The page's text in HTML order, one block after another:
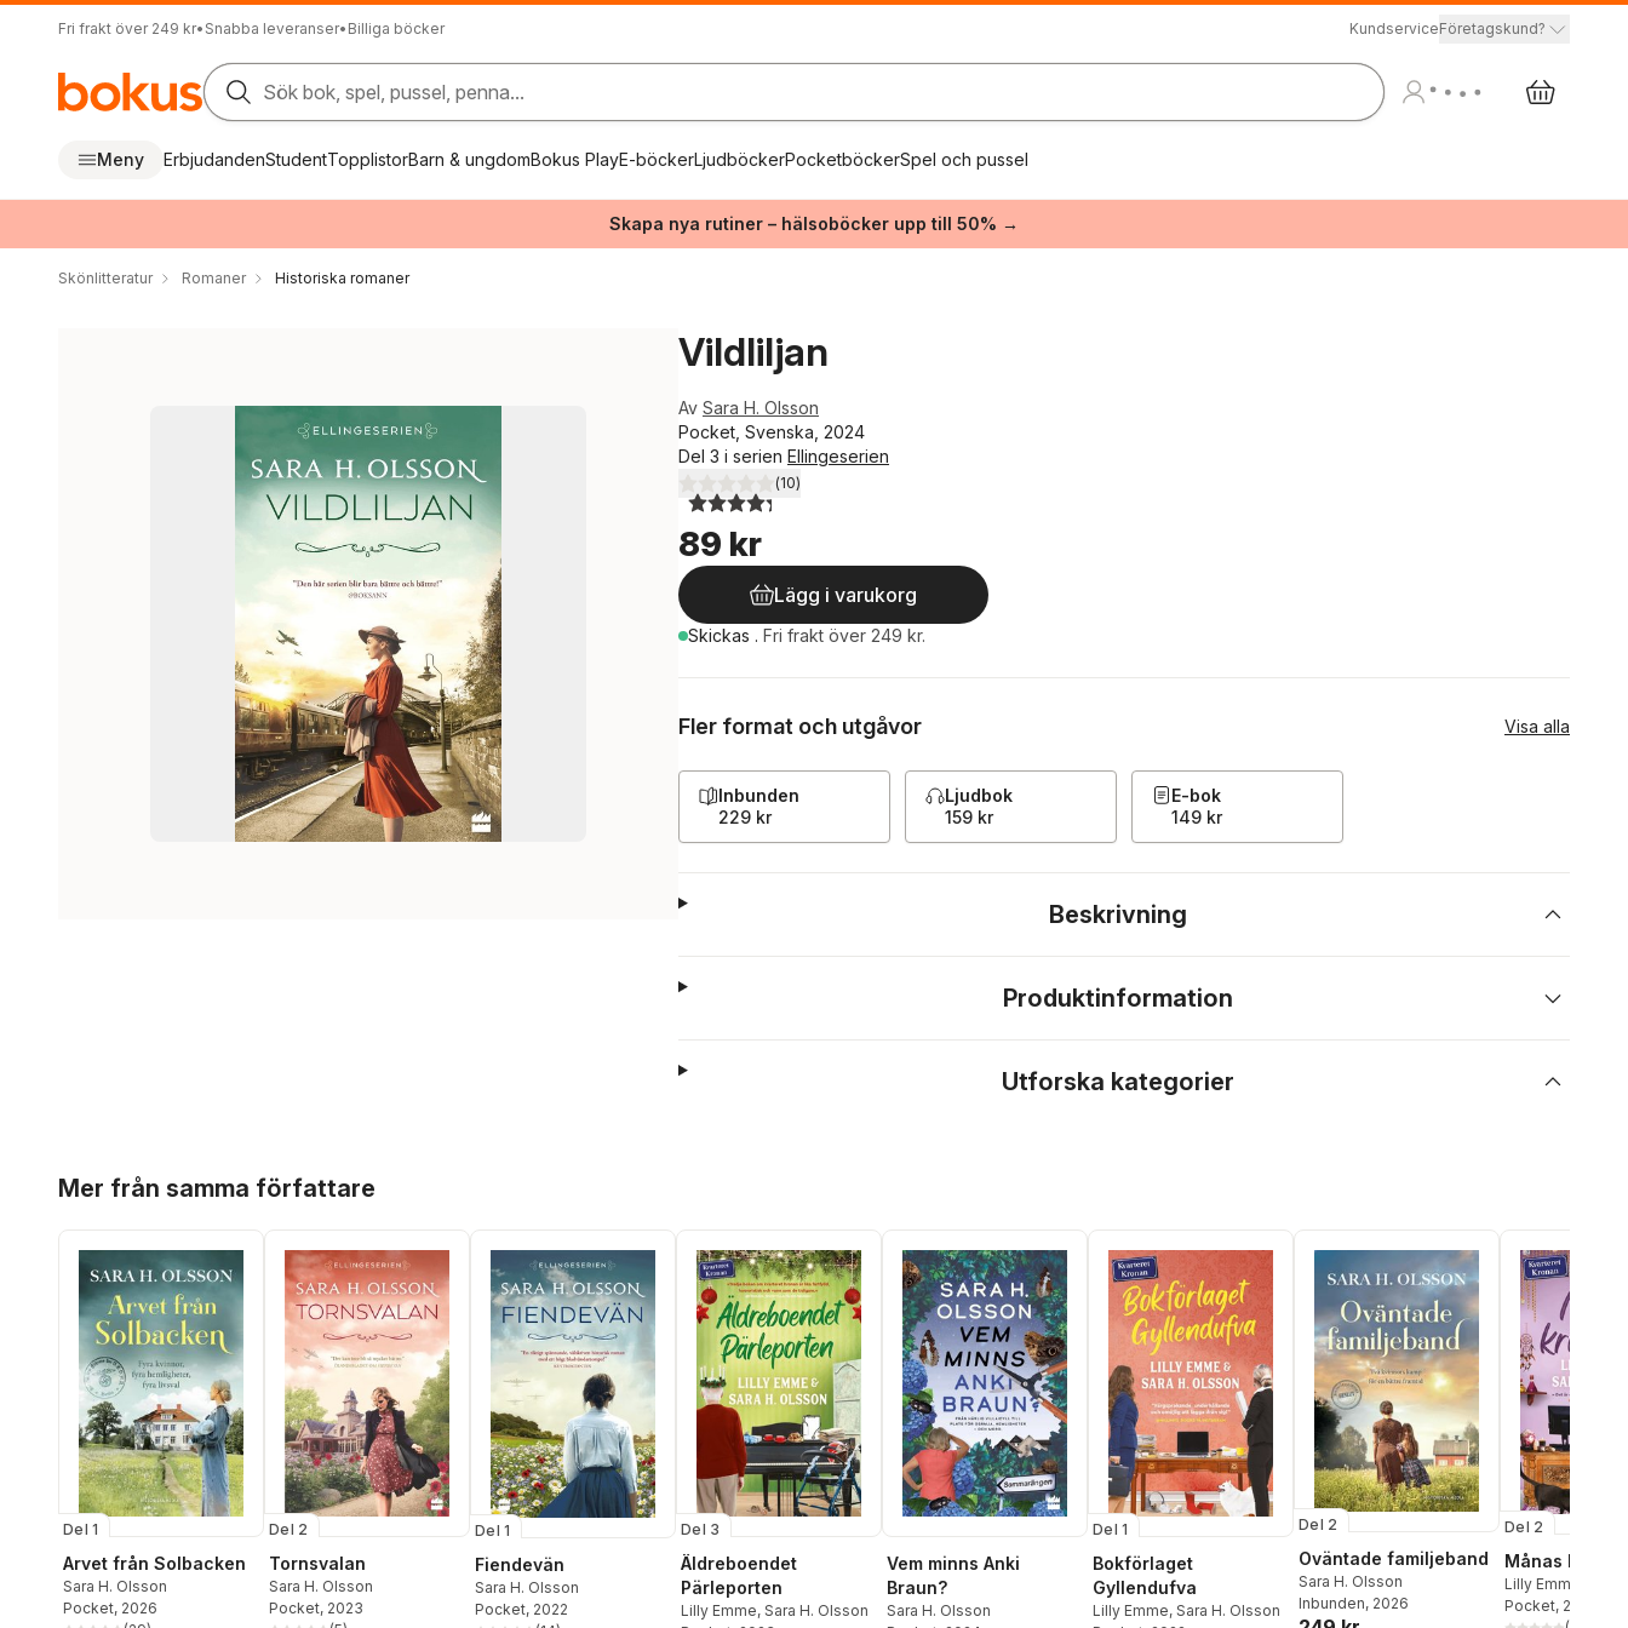
Fri frakt över 249 kr• Snabba leveranser• Billiga böcker KundserviceFöretagskund?
Sök bok, spel, pussel, penna...
Meny ErbjudandenStudentTopplistorBarn & ungdomBokus PlayE-böckerLjudböckerPocketböckerSpel och pussel
Skapa nya rutiner – hälsoböcker upp till 50% →
Skönlitteratur Romaner Historiska romaner
Vildliljan
Av Sara H. Olsson
Pocket, Svenska, 2024
Del 3 i serien Ellingeserien
4,3utav 5 stjärnor. Totalt antal röster:
(10)
89 kr
Lägg i varukorg
Skickas . Fri frakt över 249 kr.
Fler format och utgåvor Visa alla
Inbunden
229 kr
Ljudbok
159 kr
E-bok
149 kr
Beskrivning
Produktinformation
Utforska kategorier
Mer från samma författare
Del 1
Arvet från Solbacken
Sara H. Olsson
Pocket, 2026
Del 2
Tornsvalan
Sara H. Olsson
Pocket, 2023
Del 1
Fiendevän
Sara H. Olsson
Pocket, 2022
Del 3
Äldreboendet
Pärleporten
Lilly Emme, Sara H. Olsson
Vem minns Anki
Braun?
Sara H. Olsson
Del 1
Bokförlaget
Gyllendufva
Lilly Emme, Sara H. Olsson
Del 2
Oväntade familjeband
Sara H. Olsson
Inbunden, 2026
Del 2
Månas
Lilly Emme
Pocket, 2023